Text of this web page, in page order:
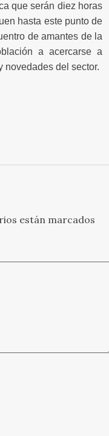
que serán diez horas
hasta este punto de
de amantes de la
a acercarse a
novedades del sector.
están marcados